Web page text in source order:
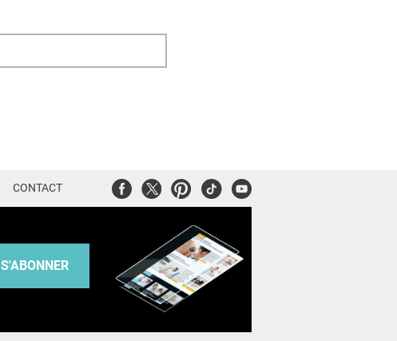
CONTACT FacebookTwitterPinterest
TiktokYoutube
S'ABONNER